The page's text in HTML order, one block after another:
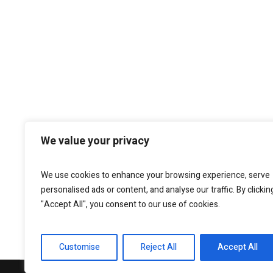
We value your privacy
We use cookies to enhance your browsing experience, serve
personalised ads or content, and analyse our traffic. By
"Accept All", you consent to our use of cookies.
Customise Reject All Accept All